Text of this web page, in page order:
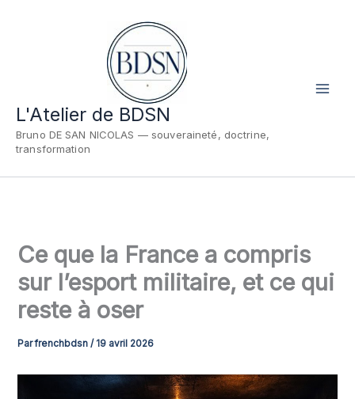
L'Atelier de BDSN
Bruno DE SAN NICOLAS — souveraineté, doctrine,
transformation
Ce que la France a compris
sur l’esport militaire, et ce qui
reste à oser
Parfrenchbdsn/ 19 avril 2026